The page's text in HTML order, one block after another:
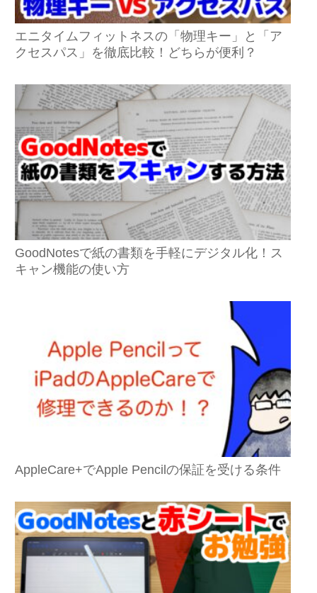
エニタイムフィットネスの「物理キー」と「ア
クセスパス」を徹底比較！どちらが便利？
GoodNotesで紙の書類を手軽にデジタル化！ス
キャン機能の使い方
AppleCare+でApple Pencilの保証を受ける条件